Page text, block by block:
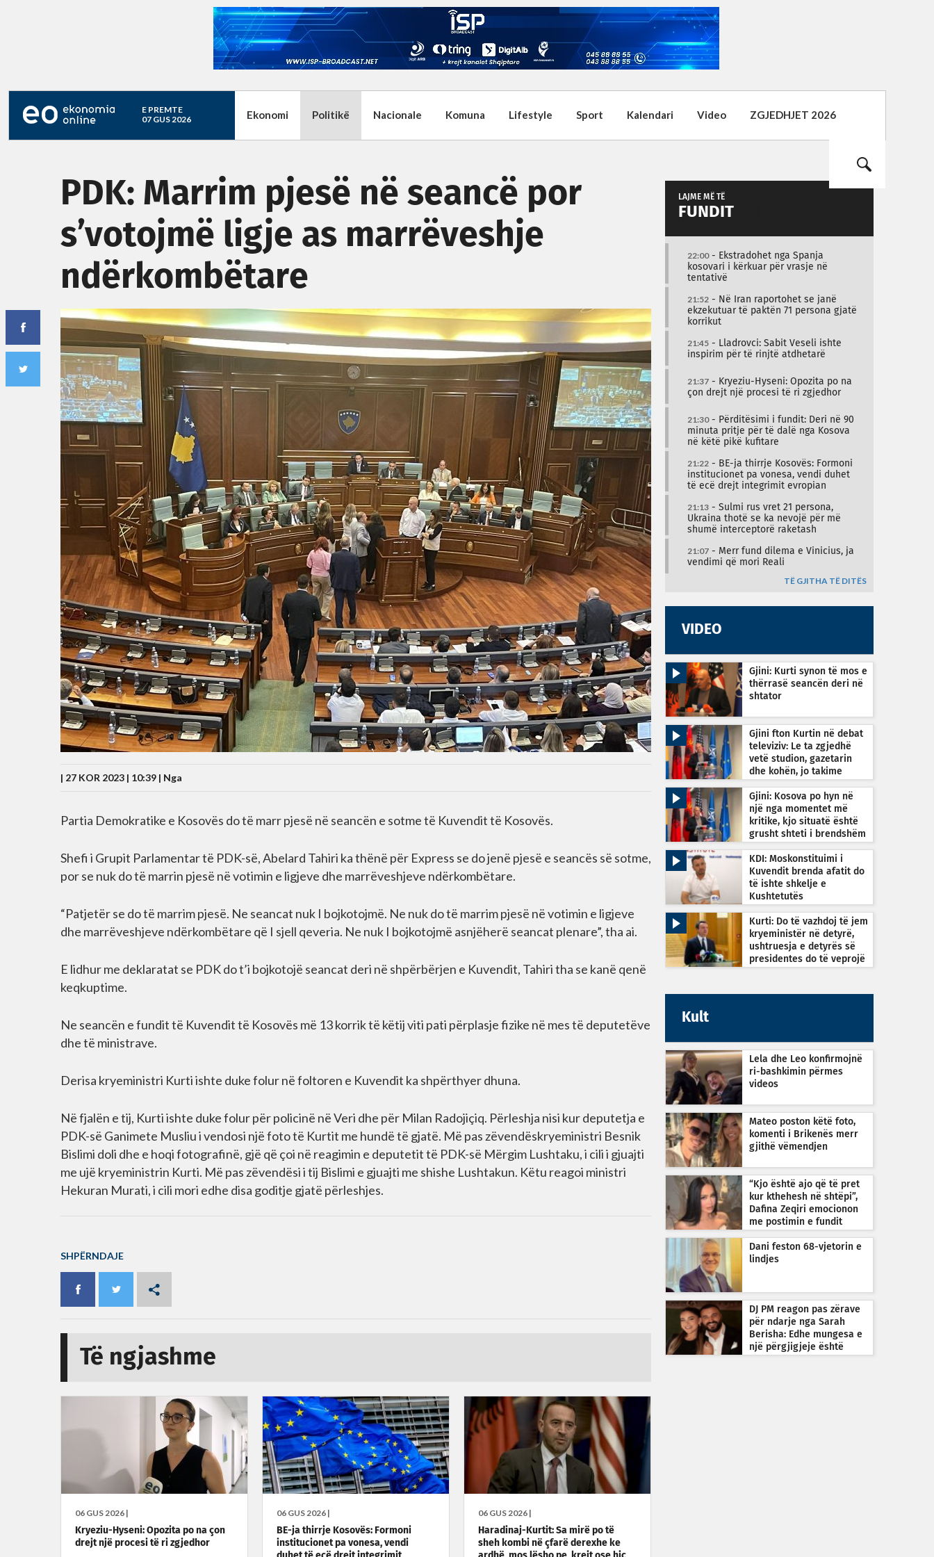
E PREMTE
07 GUS 2026
Ekonomi Politikë Nacionale Komuna Lifestyle Sport Kalendari Video ZGJEDHJET 2026
PDK: Marrim pjesë në seancë por
s’votojmë ligje as marrëveshje
ndërkombëtare
| 27 KOR 2023 | 10:39 | Nga
Partia Demokratike e Kosovës do të marr pjesë në seancën e sotme të Kuvendit të Kosovës.
Shefi i Grupit Parlamentar të PDK-së, Abelard Tahiri ka thënë për Express se do jenë pjesë e seancës së sotme,
por se nuk do të marrin pjesë në votimin e ligjeve dhe marrëveshjeve ndërkombëtare.
“Patjetër se do të marrim pjesë. Ne seancat nuk I bojkotojmë. Ne nuk do të marrim pjesë në votimin e ligjeve
dhe marrëveshjeve ndërkombëtare që I sjell qeveria. Ne nuk I bojkotojmë asnjëherë seancat plenare”, tha ai.
E lidhur me deklaratat se PDK do t’i bojkotojë seancat deri në shpërbërjen e Kuvendit, Tahiri tha se kanë qenë
keqkuptime.
Ne seancën e fundit të Kuvendit të Kosovës më 13 korrik të këtij viti pati përplasje fizike në mes të deputetëve
dhe të ministrave.
Derisa kryeministri Kurti ishte duke folur në foltoren e Kuvendit ka shpërthyer dhuna.
Në fjalën e tij, Kurti ishte duke folur për policinë në Veri dhe për Milan Radojiçiq. Përleshja nisi kur deputetja e
PDK-së Ganimete Musliu i vendosi një foto të Kurtit me hundë të gjatë. Më pas zëvendëskryeministri Besnik
Bislimi doli dhe e hoqi fotografinë, gjë që çoi në reagimin e deputetit të PDK-së Mërgim Lushtaku, i cili i gjuajti
me ujë kryeministrin Kurti. Më pas zëvendësi i tij Bislimi e gjuajti me shishe Lushtakun. Këtu reagoi ministri
Hekuran Murati, i cili mori edhe disa goditje gjatë përleshjes.
SHPËRNDAJE
Të ngjashme
06 GUS 2026 |
Kryeziu-Hyseni: Opozita po na çon
drejt një procesi të ri zgjedhor
06 GUS 2026 |
BE-ja thirrje Kosovës: Formoni
institucionet pa vonesa, vendi
06 GUS 2026 |
Haradinaj-Kurtit: Sa mirë po të
sheh kombi në çfarë derexhe ke
LAJME MË TË
FUNDIT
22:00- Ekstradohet nga Spanja
kosovari i kërkuar për vrasje në
tentativë
21:52 - Në Iran raportohet se janë
ekzekutuar të paktën 71 persona gjatë
korrikut
21:45 - Lladrovci: Sabit Veseli ishte
inspirim për të rinjtë atdhetarë
21:37 - Kryeziu-Hyseni: Opozita po na
çon drejt një procesi të ri zgjedhor
21:30- Përditësimi i fundit: Deri në 90
minuta pritje për të dalë nga Kosova
në këtë pikë kufitare
21:22 - BE-ja thirrje Kosovës: Formoni
institucionet pa vonesa, vendi duhet
të ecë drejt integrimit evropian
21:13 - Sulmi rus vret 21 persona,
Ukraina thotë se ka nevojë për më
shumë interceptorë raketash
21:07 - Merr fund dilema e Vinicius, ja
vendimi që mori Reali
TË GJITHA TË DITËS
VIDEO
Gjini: Kurti synon të mos e
thërrasë seancën deri në
shtator
Gjini fton Kurtin në debat
televiziv: Le ta zgjedhë
vetë studion, gazetarin
dhe kohën, jo takime
Gjini: Kosova po hyn në
një nga momentet më
kritike, kjo situatë është
grusht shteti i brendshëm
KDI: Moskonstituimi i
Kuvendit brenda afatit do
të ishte shkelje e
Kushtetutës
Kurti: Do të vazhdoj të jem
kryeministër në detyrë,
ushtruesja e detyrës së
presidentes do të veprojë
Kult
Lela dhe Leo konfirmojnë
ri-bashkimin përmes
videos
Mateo poston këtë foto,
komenti i Brikenës merr
gjithë vëmendjen
“Kjo është ajo që të pret
kur kthehesh në shtëpi”,
Dafina Zeqiri emocionon
me postimin e fundit
Dani feston 68-vjetorin e
lindjes
DJ PM reagon pas zërave
për ndarje nga Sarah
Berisha: Edhe mungesa e
një përgjigjeje është